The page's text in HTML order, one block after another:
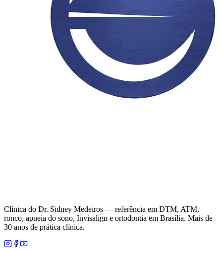
Clínica do Dr. Sidney Medeiros — referência em DTM, ATM,
ronco, apneia do sono, Invisalign e ortodontia em Brasília. Mais de
30 anos de prática clínica.